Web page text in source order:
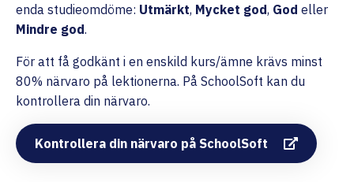
enda studieomdöme: Utmärkt, Mycket god, God eller
Mindre god.
För att få godkänt i en enskild kurs/ämne krävs minst
80% närvaro på lektionerna. På SchoolSoft kan du
kontrollera din närvaro.
Kontrollera din närvaro på SchoolSoft